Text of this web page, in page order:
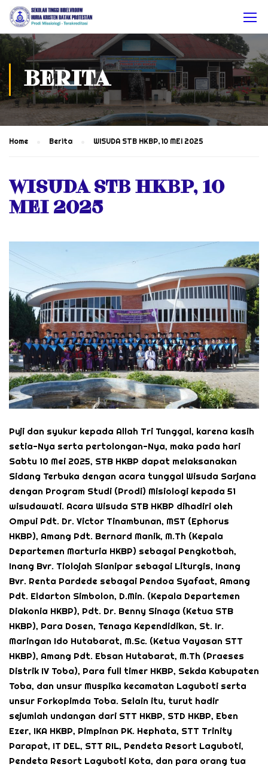
BERITA
Home Berita WISUDA STB HKBP, 10 MEI 2025
WISUDA STB HKBP, 10
MEI 2025
Puji dan syukur kepada Allah Tri Tunggal, karena kasih
setia-Nya serta pertolongan-Nya, maka pada hari
Sabtu 10 Mei 2025, STB HKBP dapat melaksanakan
Sidang Terbuka dengan acara tunggal Wisuda Sarjana
dengan Program Studi (Prodi) Misiologi kepada 51
wisudawati. Acara Wisuda STB HKBP dihadiri oleh
Ompui Pdt. Dr. Victor Tinambunan, MST (Ephorus
HKBP), Amang Pdt. Bernard Manik, M.Th (Kepala
Departemen Marturia HKBP) sebagai Pengkotbah,
Inang Bvr. Tiolojah Sianipar sebagai Liturgis, Inang
Bvr. Renta Pardede sebagai Pendoa Syafaat, Amang
Pdt. Eldarton Simbolon, D.Min. (Kepala Departemen
Diakonia HKBP), Pdt. Dr. Benny Sinaga (Ketua STB
HKBP), Para Dosen, Tenaga Kependidikan, St. Ir.
Maringan Ido Hutabarat, M.Sc. (Ketua Yayasan STT
HKBP), Amang Pdt. Ebsan Hutabarat, M.Th (Praeses
Distrik IV Toba), Para full timer HKBP, Sekda Kabupaten
Toba, dan unsur Muspika kecamatan Laguboti serta
unsur Forkopimda Toba. Selain itu, turut hadir
sejumlah undangan dari STT HKBP, STD HKBP, Eben
Ezer, IKA HKBP, Pimpinan PK. Hephata, STT Trinity
Parapat, IT DEL, STT RIL, Pendeta Resort Laguboti,
Pendeta Resort Laguboti Kota, dan para orang tua